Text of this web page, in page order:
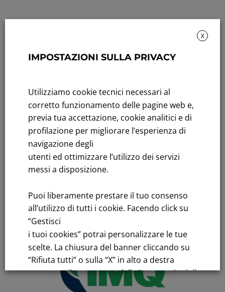
Sustainability: Sustainability report
Tenders: All Tenders
FNM S.p.A.
Headquarters in Milan, Piazzale Cadorna, 14
fnm@legalmail.it
Share capital € 230,000,000.00 fully paid up
C.F.and VAT number 00776140154
C.C.I.AA. Milano – REA 28331
X
IMPOSTAZIONI SULLA PRIVACY
Utilizziamo cookie tecnici necessari al
corretto funzionamento delle pagine web e,
previa tua accettazione, cookie analitici e di
profilazione per migliorare l’esperienza di
navigazione degli
utenti ed ottimizzare l’utilizzo dei servizi
messi a disposizione.
Puoi liberamente prestare il tuo consenso
all’utilizzo di tutti i cookie. Facendo click su
“Gestisci
i tuoi cookies” potrai personalizzare le tue
scelte. La chiusura del banner cliccando su
“Rifiuta tutti” o sulla “X” in alto a destra
comporta il permanere delle impostazioni di
default e la continuazione della navigazione